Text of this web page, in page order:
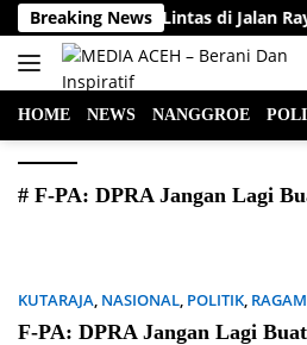
Langsung
ke
konten
Breaking News
Kecelakaan Lalu Lintas di Jalan
HOME NEWS NANGGROE
# F-PA: DPRA Jangan Lagi
KUTARAJA, NASIONAL, POLITIK,
WIB
F-PA: DPRA Jangan Lagi